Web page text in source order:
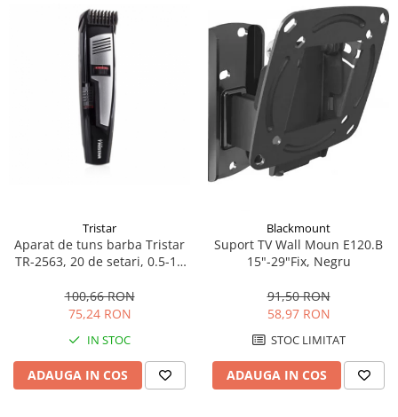
Tristar
Aparat de tuns barba Tristar
TR-2563, 20 de setari, 0.5-10
min, Negru
100,66 RON
75,24 RON
IN STOC
ADAUGA IN COS
Blackmount
Suport TV Wall Moun E120.B
15"-29"Fix, Negru
91,50 RON
58,97 RON
STOC LIMITAT
ADAUGA IN COS